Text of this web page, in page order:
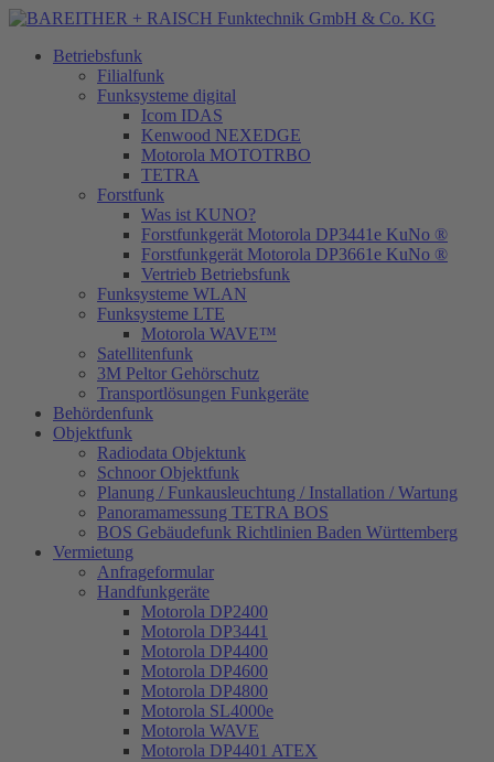
Betriebsfunk
Filialfunk
Funksysteme digital
Icom IDAS
Kenwood NEXEDGE
Motorola MOTOTRBO
TETRA
Forstfunk
Was ist KUNO?
Forstfunkgerät Motorola DP3441e KuNo ®
Forstfunkgerät Motorola DP3661e KuNo ®
Vertrieb Betriebsfunk
Funksysteme WLAN
Funksysteme LTE
Motorola WAVE™
Satellitenfunk
3M Peltor Gehörschutz
Transportlösungen Funkgeräte
Behördenfunk
Objektfunk
Radiodata Objektunk
Schnoor Objektfunk
Planung / Funkausleuchtung / Installation / Wartung
Panoramamessung TETRA BOS
BOS Gebäudefunk Richtlinien Baden Württemberg
Vermietung
Anfrageformular
Handfunkgeräte
Motorola DP2400
Motorola DP3441
Motorola DP4400
Motorola DP4600
Motorola DP4800
Motorola SL4000e
Motorola WAVE
Motorola DP4401 ATEX